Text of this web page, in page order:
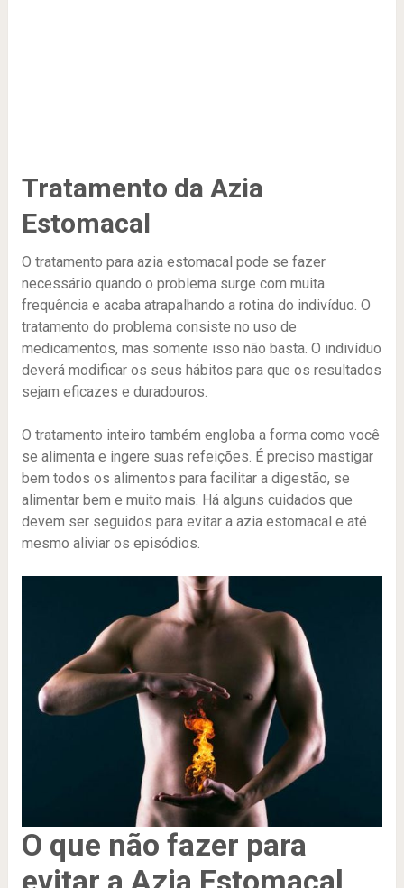
Tratamento da Azia
Estomacal
O tratamento para azia estomacal pode se fazer
necessário quando o problema surge com muita
frequência e acaba atrapalhando a rotina do indivíduo. O
tratamento do problema consiste no uso de
medicamentos, mas somente isso não basta. O indivíduo
deverá modificar os seus hábitos para que os resultados
sejam eficazes e duradouros.
O tratamento inteiro também engloba a forma como você
se alimenta e ingere suas refeições. É preciso mastigar
bem todos os alimentos para facilitar a digestão, se
alimentar bem e muito mais. Há alguns cuidados que
devem ser seguidos para evitar a azia estomacal e até
mesmo aliviar os episódios.
O que não fazer para
evitar a Azia Estomacal